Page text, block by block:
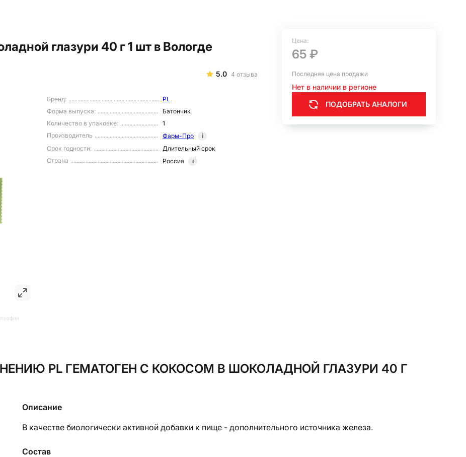
глазури 40 г 1 шт в Вологде
5.0 4 отзыва
Бренд:
PL
Форма выпуска:
Батончик
Количество в упаковке:
1
Производитель
Фарм-Про
i
Срок годности:
Длительный срок
Страна
Россия i
Цена:
65 ₽
Последняя цена продажи
Нет в наличии в регионе
ПОДОБРАТЬ АНАЛОГИ
PL ГЕМАТОГЕН С КОКОСОМ В ШОКОЛАДНОЙ ГЛАЗУРИ 40 Г
Описание
В качестве биологически активной добавки к пище - дополнительного источника железа.
Состав